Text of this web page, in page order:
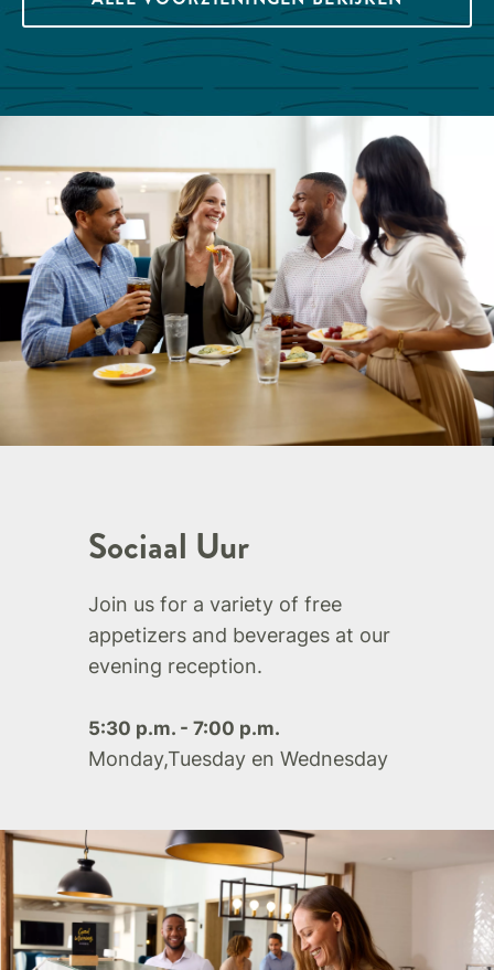
Sociaal Uur
Join us for a variety of free
appetizers and beverages at our
evening reception.
5:30 p.m. - 7:00 p.m.
Monday,Tuesday en Wednesday